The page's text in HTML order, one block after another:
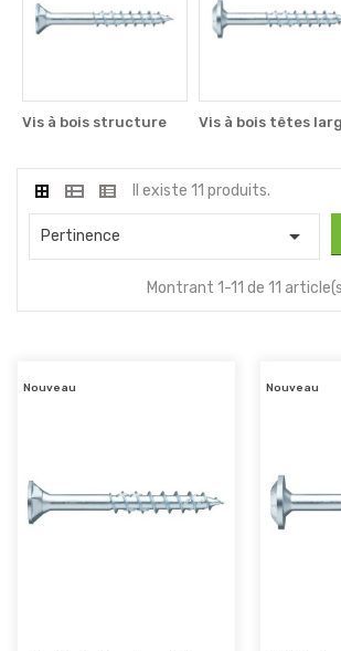
Vis à bois structure Vis à bois têtes
Il existe 11 produits.
Pertinence 
Montrant 1-11 de 11
Nouveau Nouveau